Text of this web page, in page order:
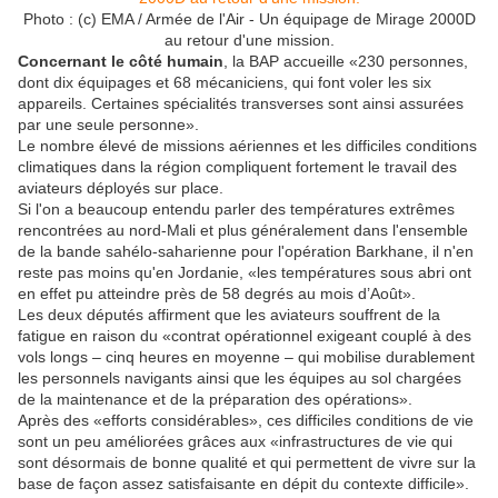
Photo : (c) EMA / Armée de l'Air - Un équipage de Mirage 2000D
au retour d'une mission.
Concernant le côté humain , la BAP accueille «230 personnes,
dont dix équipages et 68 mécaniciens, qui font voler les six
appareils. Certaines spécialités transverses sont ainsi assurées
par une seule personne».
Le nombre élevé de missions aériennes et les difficiles conditions
climatiques dans la région compliquent fortement le travail des
aviateurs déployés sur place.
Si l'on a beaucoup entendu parler des températures extrêmes
rencontrées au nord-Mali et plus généralement dans l'ensemble
de la bande sahélo-saharienne pour l'opération Barkhane, il n'en
reste pas moins qu'en Jordanie, «les températures sous abri ont
en effet pu atteindre près de 58 degrés au mois d’Août».
Les deux députés affirment que les aviateurs souffrent de la
fatigue en raison du «contrat opérationnel exigeant couplé à des
vols longs – cinq heures en moyenne – qui mobilise durablement
les personnels navigants ainsi que les équipes au sol chargées
de la maintenance et de la préparation des opérations».
Après des «efforts considérables», ces difficiles conditions de vie
sont un peu améliorées grâces aux «infrastructures de vie qui
sont désormais de bonne qualité et qui permettent de vivre sur la
base de façon assez satisfaisante en dépit du contexte difficile».